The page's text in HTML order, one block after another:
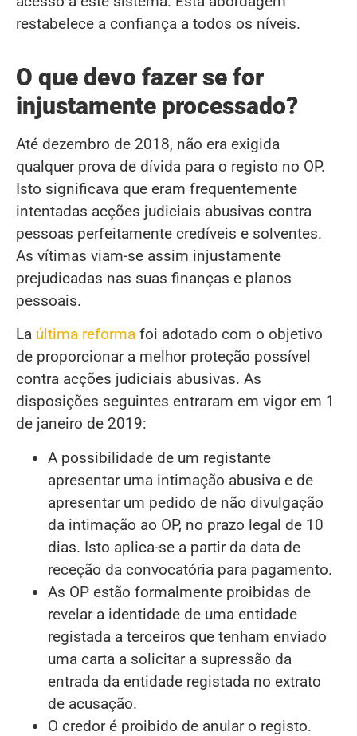
restabelece a confiança a todos os níveis.
O que devo fazer se for
injustamente processado?
Até dezembro de 2018, não era exigida
qualquer prova de dívida para o registo no OP.
Isto significava que eram frequentemente
intentadas acções judiciais abusivas contra
pessoas perfeitamente credíveis e solventes.
As vítimas viam-se assim injustamente
prejudicadas nas suas finanças e planos
pessoais.
La última reforma foi adotado com o objetivo
de proporcionar a melhor proteção possível
contra acções judiciais abusivas. As
disposições seguintes entraram em vigor em 1
de janeiro de 2019:
A possibilidade de um registante
apresentar uma intimação abusiva e de
apresentar um pedido de não divulgação
da intimação ao OP, no prazo legal de 10
dias. Isto aplica-se a partir da data de
receção da convocatória para pagamento.
As OP estão formalmente proibidas de
revelar a identidade de uma entidade
registada a terceiros que tenham enviado
uma carta a solicitar a supressão da
entrada da entidade registada no extrato
de acusação.
O credor é proibido de anular o registo.